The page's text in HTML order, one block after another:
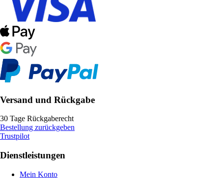
Versand und Rückgabe
30 Tage Rückgaberecht
Bestellung zurückgeben
Trustpilot
Dienstleistungen
Mein Konto